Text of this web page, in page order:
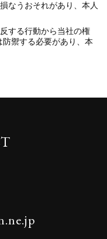
なうおそれがあり、本人
する行動から当社の権
禦する必要があり、本